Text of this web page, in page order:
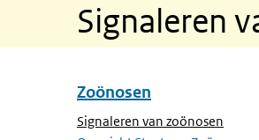
Signaleren
Overslaan menu Zoönosen
Zoönosen
Signaleren van zoönosen